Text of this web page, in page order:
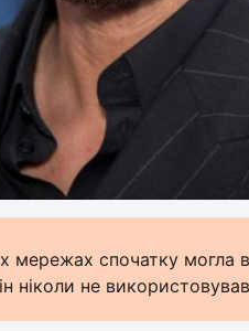
мережах спочатку могла
ніколи не